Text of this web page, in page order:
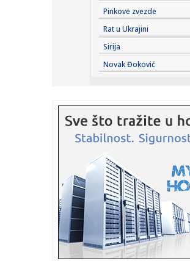
20:45:Vučić najavio veliki
na niv...
20:44:Fotelja mu visi o
proti...
20:37: PARKER NE
skoro tri d...
20:37:
20:36:Lamborghini
Hokenhajmringu
20:28:Litvanci surovo
– Z...
20:27:Smailagić je
Pinkove zvezde
Rat u Ukrajini
Sirija
Novak Đoković